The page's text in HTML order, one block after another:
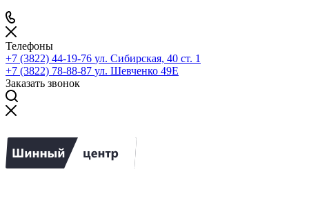
Телефоны
+7 (3822) 44-19-76 ул. Сибирская, 40 ст. 1
+7 (3822) 78-88-87 ул. Шевченко 49Е
Заказать звонок